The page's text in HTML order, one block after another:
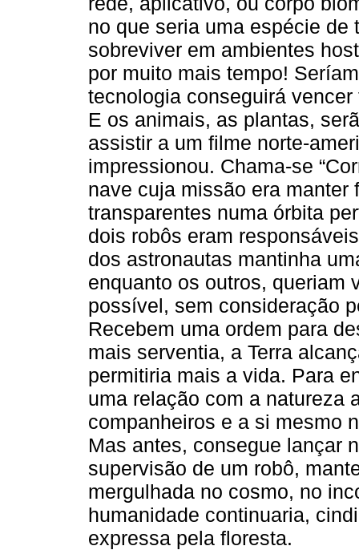
no que seria uma espécie
sobreviver em ambientes
por muito mais tempo!
tecnologia conseguirá
E os animais, as plantas,
assistir a um filme norte-
impressionou. Chama-se
nave cuja missão era
transparentes numa órbita
dois robôs eram
dos astronautas mantinha
enquanto os outros, queriam
possível, sem consideração
Recebem uma ordem para
mais serventia, a Terra
permitiria mais a vida. Para
uma relação com a natureza
companheiros e a si mesmo
Mas antes, consegue lançar
supervisão de um robô,
mergulhada no cosmo, no
humanidade continuaria,
expressa pela floresta.